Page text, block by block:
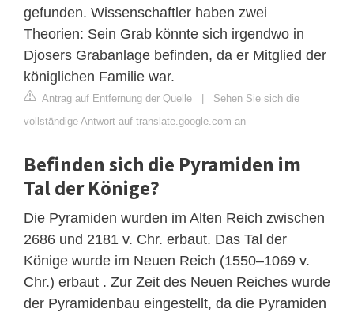
gefunden. Wissenschaftler haben zwei
Theorien: Sein Grab könnte sich irgendwo in
Djosers Grabanlage befinden, da er Mitglied der
königlichen Familie war.
Antrag auf Entfernung der Quelle | Sehen Sie sich die
vollständige Antwort auf translate.google.com an
Befinden sich die Pyramiden im
Tal der Könige?
Die Pyramiden wurden im Alten Reich zwischen
2686 und 2181 v. Chr. erbaut. Das Tal der
Könige wurde im Neuen Reich (1550–1069 v.
Chr.) erbaut . Zur Zeit des Neuen Reiches wurde
der Pyramidenbau eingestellt, da die Pyramiden